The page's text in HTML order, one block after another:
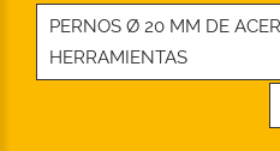
PERNOS Ø 20 MM DE
HERRAMIENTAS